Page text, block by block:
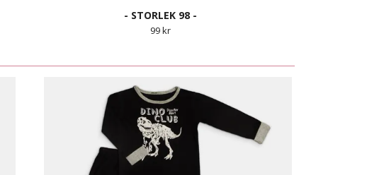
- STORLEK 98 -
99 kr